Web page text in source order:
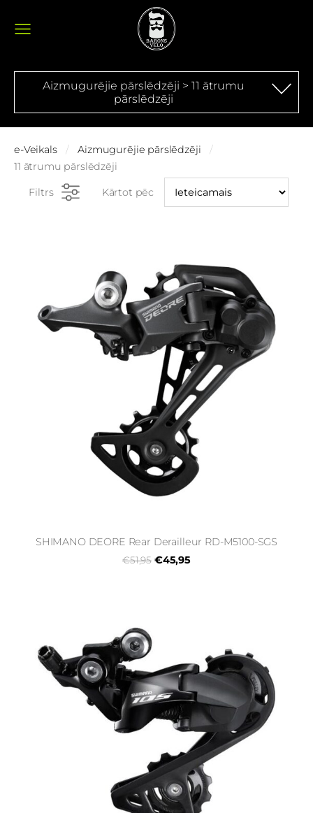
Aizmugurējie pārslēdzēji > 11 ātrumu
pārslēdzēji
e-Veikals
Aizmugurējie pārslēdzēji
11 ātrumu pārslēdzēji
Filtrs Kārtot pēc
SHIMANO DEORE Rear Derailleur RD-M5100-SGS
€51,95 €45,95